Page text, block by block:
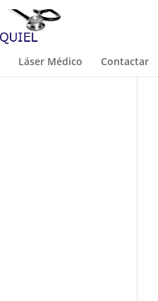
Láser Médico Contactar